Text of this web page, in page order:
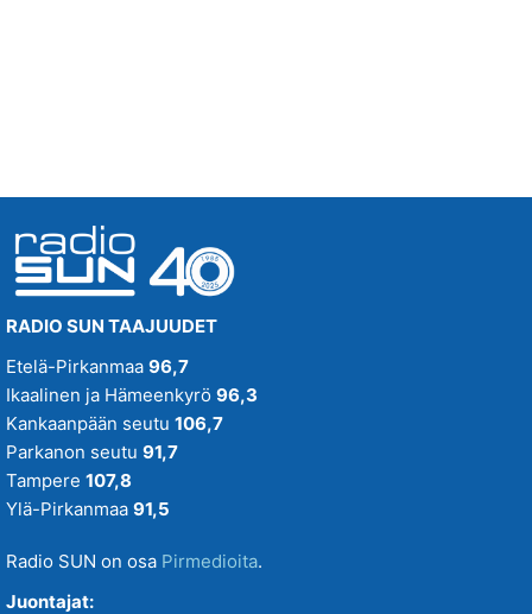
RADIO SUN TAAJUUDET
Etelä-Pirkanmaa 96,7
Ikaalinen ja Hämeenkyrö 96,3
Kankaanpään seutu 106,7
Parkanon seutu 91,7
Tampere 107,8
Ylä-Pirkanmaa 91,5
Radio SUN on osa Pirmedioita.
Juontajat: